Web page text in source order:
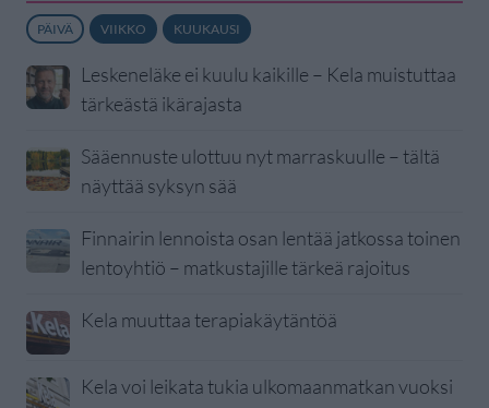
PÄIVÄ VIIKKO KUUKAUSI
Leskeneläke ei kuulu kaikille – Kela muistuttaa
tärkeästä ikärajasta
Sääennuste ulottuu nyt marraskuulle – tältä
näyttää syksyn sää
Finnairin lennoista osan lentää jatkossa toinen
lentoyhtiö – matkustajille tärkeä rajoitus
Kela muuttaa terapiakäytäntöä
Kela voi leikata tukia ulkomaanmatkan vuoksi